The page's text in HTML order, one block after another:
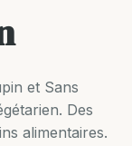
et Sans
Des
alimentaires.